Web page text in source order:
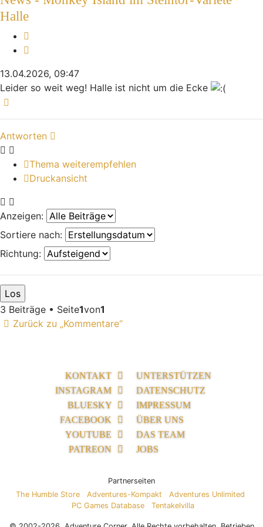
Halle
13.04.2026, 09:47
Leider so weit weg! Halle ist nicht um die Ecke
Antworten
Thema weiterempfehlen
Druckansicht
Anzeigen:
Sortiere nach:
Richtung:
3 Beiträge • Seite1von1
Zurück zu „Kommentare“
KONTAKT
INSTAGRAM
BLUESKY
FACEBOOK
YOUTUBE
PATREON
UNTERSTÜTZEN
DATENSCHUTZ
IMPRESSUM
ÜBER UNS
DAS TEAM
JOBS
Partnerseiten
The Humble Store
Adventures-Kompakt
Adventures Unlimited
PC Games Database
Tentakelvilla